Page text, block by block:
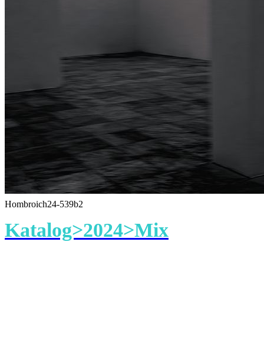
Hombroich24-539b2
Katalog>2024>Mix